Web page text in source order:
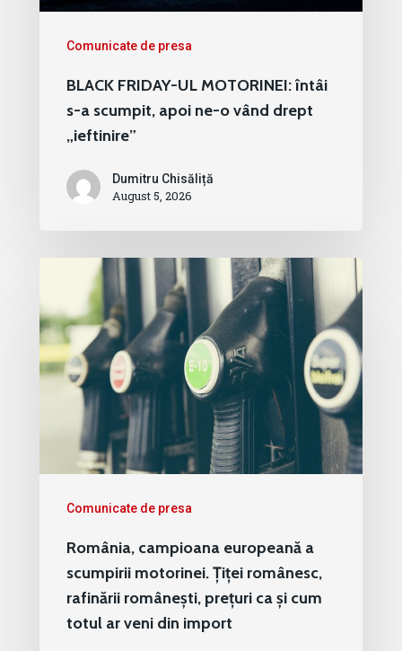
Comunicate de presa
BLACK FRIDAY-UL MOTORINEI: întâi
s-a scumpit, apoi ne-o vând drept
„ieftinire”
Dumitru Chisăliță
August 5, 2026
Comunicate de presa
România, campioana europeană a
scumpirii motorinei. Țiței românesc,
rafinării românești, prețuri ca și cum
totul ar veni din import